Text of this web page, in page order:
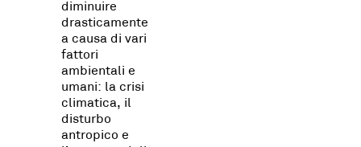
diminuire
drasticamente
a causa di vari
fattori
ambientali e
umani: la crisi
climatica, il
disturbo
antropico e